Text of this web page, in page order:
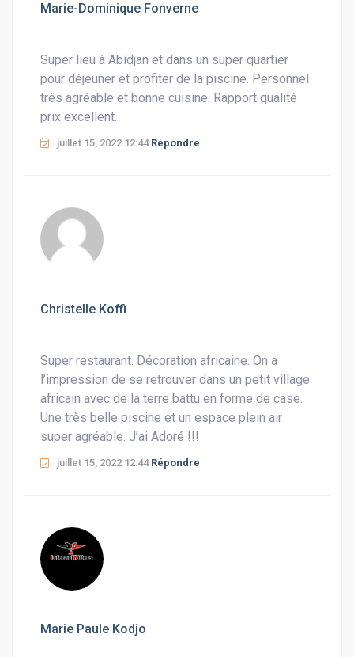
Marie-Dominique Fonverne
Super lieu à Abidjan et dans un super quartier
pour déjeuner et profiter de la piscine. Personnel
très agréable et bonne cuisine. Rapport qualité
prix excellent.
juillet 15, 2022 12:44 Répondre
Christelle Koffi
Super restaurant. Décoration africaine. On a
l’impression de se retrouver dans un petit village
africain avec de la terre battu en forme de case.
Une très belle piscine et un espace plein air
super agréable. J’ai Adoré !!!
juillet 15, 2022 12:44 Répondre
Marie Paule Kodjo